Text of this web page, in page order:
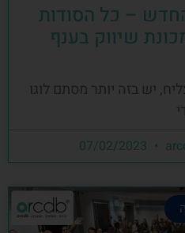
– כל הסודות
שיווק בענף
יש בזה יותר מסתם לוגו